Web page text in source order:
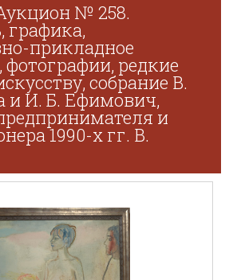
№ 258.
графика,
прикладное
фотографии, редкие
собрание В.
и И. Б. Ефимович,
и
1990-х гг. В.